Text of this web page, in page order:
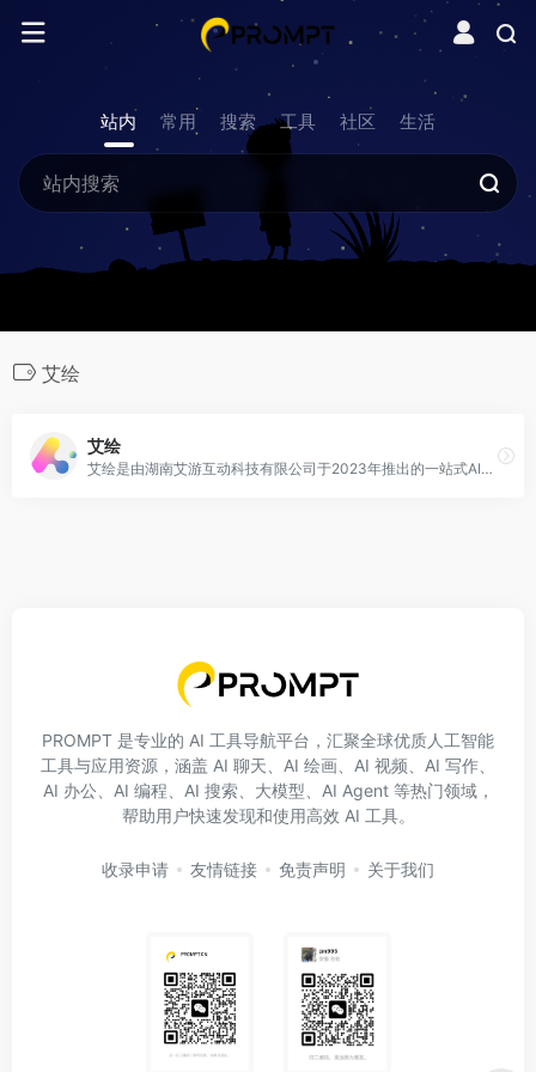
站内 常用 搜索 工具 社区 生活
艾绘
艾绘
艾绘是由湖南艾游互动科技有限公司于2023年推出的一站式AI绘本创作平台，集成了AI故事生成、AI绘画、图文编辑和仿真配音等功能，用户通过简单输入即可在数分钟内快速生成个性化绘本。
PROMPT 是专业的 AI 工具导航平台，汇聚全球优质人工智能
工具与应用资源，涵盖 AI 聊天、AI 绘画、AI 视频、AI 写作、
AI 办公、AI 编程、AI 搜索、大模型、AI Agent 等热门领域，
帮助用户快速发现和使用高效 AI 工具。
收录申请 友情链接 免责声明 关于我们